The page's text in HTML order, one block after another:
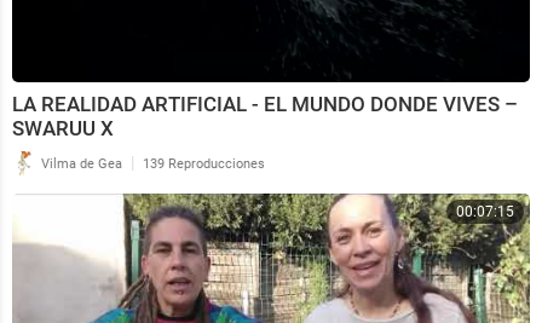
LA REALIDAD ARTIFICIAL - EL MUNDO DONDE VIVES –
SWARUU X
Vilma de Gea | 139 Reproducciones
00:07:15